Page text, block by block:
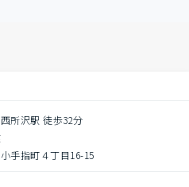
所沢駅 徒歩32分
手指町４丁目16-15